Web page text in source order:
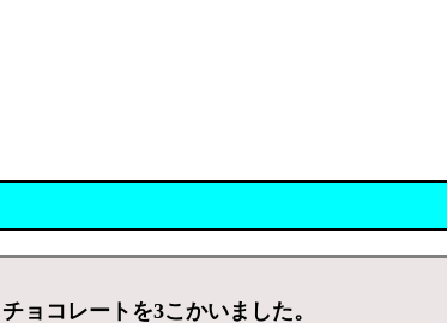
ョコレートを3こかいました。